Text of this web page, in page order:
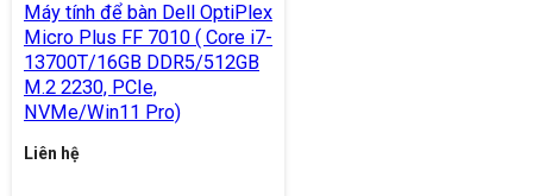
Máy tính để bàn Dell OptiPlex
Micro Plus FF 7010 ( Core i7-
13700T/16GB DDR5/512GB
M.2 2230, PCIe,
NVMe/Win11 Pro)
Liên hệ